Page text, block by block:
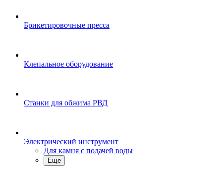
Брикетировочные пресса
Клепальное оборудование
Станки для обжима РВД
Электрический инструмент
Для камня с подачей воды
Еще